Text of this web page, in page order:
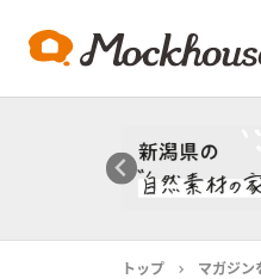
トップ マガジン